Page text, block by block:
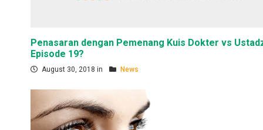
Penasaran dengan Pemenang Kuis Dokter vs
Episode 19?
August 30, 2018 in News